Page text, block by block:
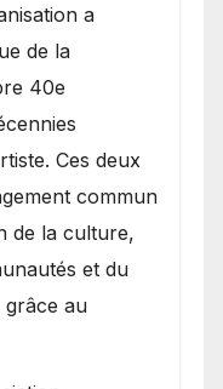
a
de la
40e
Ces deux
commun
de la culture,
et du
grâce au